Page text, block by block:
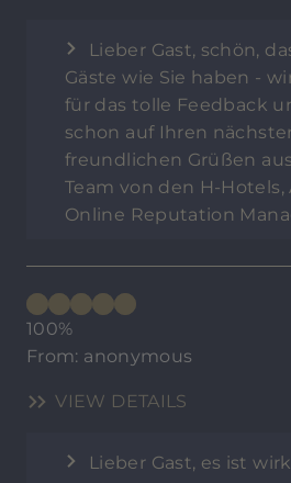
Lieber Gast, schön,
Gäste wie Sie haben -
für das tolle Feedback
schon auf Ihren
freundlichen Grüßen
Team von den H-Hotels,
Online Reputation
100%
From: anonymous
VIEW DETAILS
Lieber Gast, es ist